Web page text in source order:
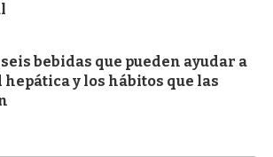
bebidas que pueden ayudar a
y los hábitos que las